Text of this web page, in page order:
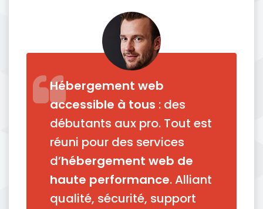
Hébergement web
accessible à tous : des
débutants aux pro. Tout est
réuni pour des services
d’hébergement web de
haute performance. Alliant
qualité, sécurité, support